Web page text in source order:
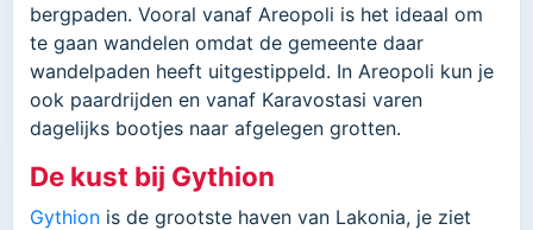
bergpaden. Vooral vanaf Areopoli is het ideaal om
te gaan wandelen omdat de gemeente daar
wandelpaden heeft uitgestippeld. In Areopoli kun je
ook paardrijden en vanaf Karavostasi varen
dagelijks bootjes naar afgelegen grotten.
De kust bij Gythion
Gythion is de grootste haven van Lakonia, je ziet